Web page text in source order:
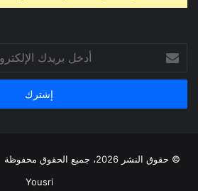
بريدك
الإلكتروني
© حقوق النشر 2026، جميع الحقوق محفوظة |
Yousri